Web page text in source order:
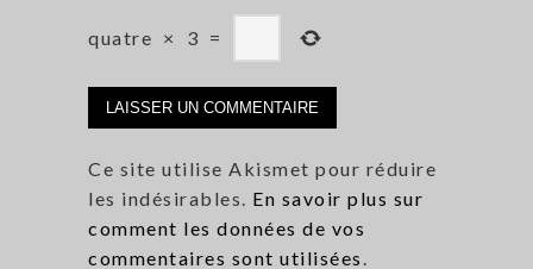
quatre × 3 =
Ce site utilise Akismet pour réduire
les indésirables. En savoir plus sur
comment les données de vos
commentaires sont utilisées